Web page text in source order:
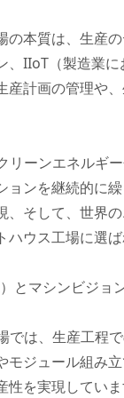
の本質は、生産
、IIoT（製造業
産計画の管理や
リーンエネルギ
ョンを継続的に
、そして、世界
ハウス工場に選
とマシンビジョ
では、生産工程
モジュール組み
を実現していま